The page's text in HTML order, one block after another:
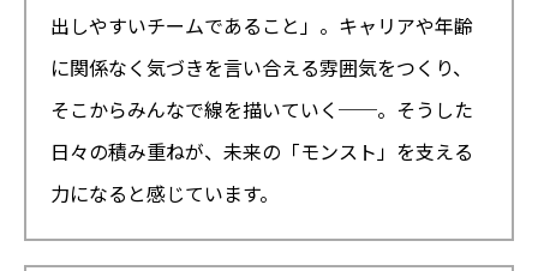
出しやすいチームであること」。キャリアや年齢
に関係なく気づきを言い合える雰囲気をつくり、
そこからみんなで線を描いていく──。そうした
日々の積み重ねが、未来の「モンスト」を支える
力になると感じています。